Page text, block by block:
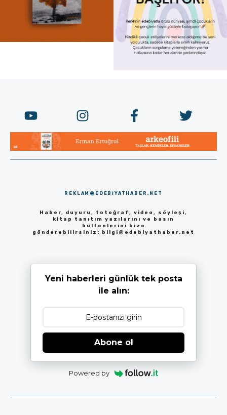
REKLAM@EDEBIYATHABER.NET
Haber, duyuru, fotoğraf, video, söyleşi,
kitap tanıtım yazılarını ve basın
bültenlerini bize
gönderebilirsiniz: bilgi@edebiyathaber.net
Yeni haberleri günlük tek posta
ile alın:
Abone ol
Powered by